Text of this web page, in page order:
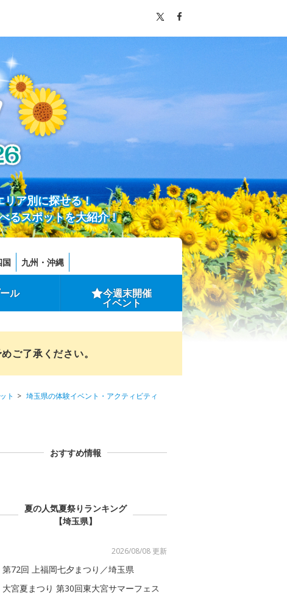
リア別に探せる！
るスポットを大紹介！
国 九州・沖縄
ル 今週末開催
イベント
ご了承ください。
ト
埼玉県の体験イベント・アクティビティ
おすすめ情報
夏の人気夏祭りランキング
【埼玉県】
2026/08/08 更新
第72回 上福岡七夕まつり／埼玉県
大宮夏まつり 第30回東大宮サマーフェス